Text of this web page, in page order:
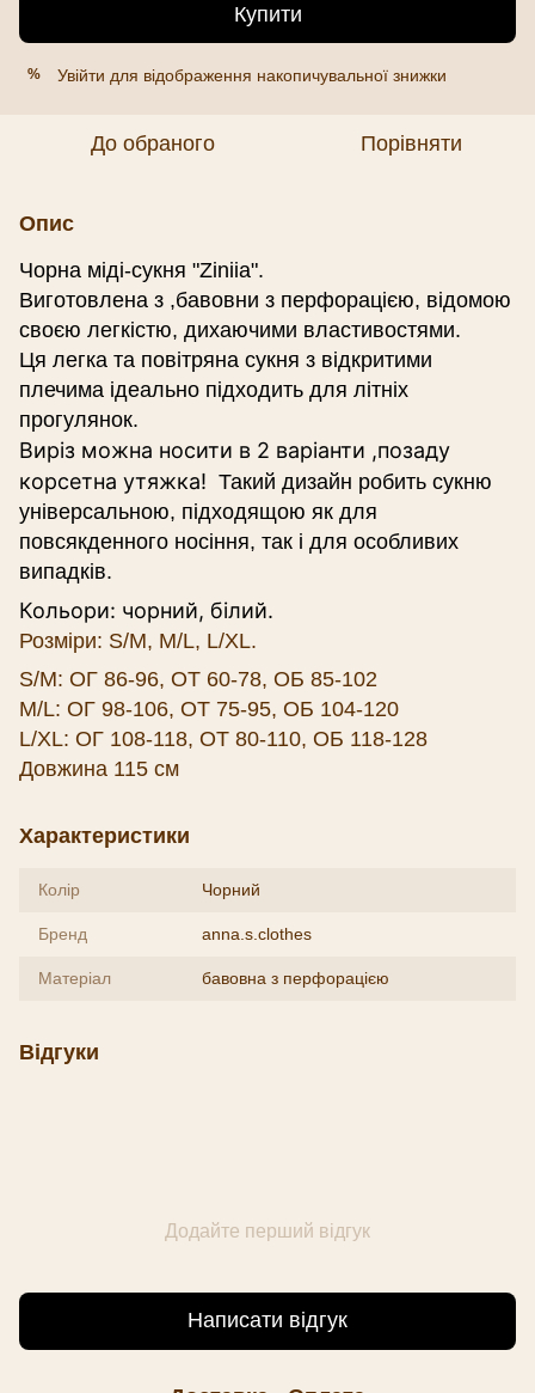
Купити
% Увійти для відображення накопичувальної знижки
До обраного Порівняти
Опис
Чорна міді-сукня "Ziniia".
Виготовлена з ,бавовни з перфорацією, відомою
своєю легкістю, дихаючими властивостями.
Ця легка та повітряна сукня з відкритими
плечима ідеально підходить для літніх
прогулянок.
Виріз можна носити в 2 варіанти ,позаду
корсетна утяжка! Такий дизайн робить сукню
універсальною, підходящою як для
повсякденного носіння, так і для особливих
випадків.
Кольори: чорний, білий.
Розміри: S/M, M/L, L/XL.
S/M: ОГ 86-96, ОТ 60-78, ОБ 85-102
M/L: ОГ 98-106, ОТ 75-95, ОБ 104-120
L/XL: ОГ 108-118, ОТ 80-110, ОБ 118-128
Довжина 115 см
Характеристики
Колір Чорний
Бренд anna.s.clothes
Матеріал бавовна з перфорацією
Відгуки
Додайте перший відгук
Написати відгук